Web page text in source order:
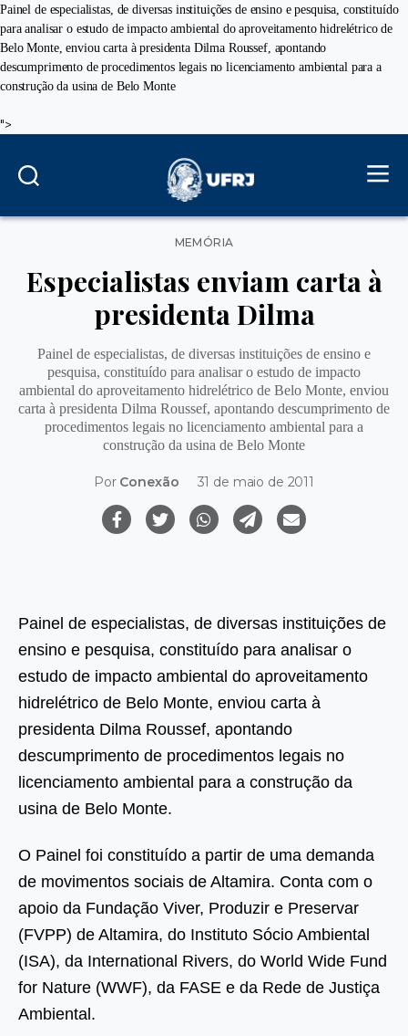
Painel de especialistas, de diversas instituições de ensino e pesquisa, constituído
para analisar o estudo de impacto ambiental do aproveitamento hidrelétrico de
Belo Monte, enviou carta à presidenta Dilma Roussef, apontando
descumprimento de procedimentos legais no licenciamento ambiental para a
construção da usina de Belo Monte
">
Categorias
MEMÓRIA
Especialistas enviam carta à
presidenta Dilma
Painel de especialistas, de diversas instituições de ensino e
pesquisa, constituído para analisar o estudo de impacto
ambiental do aproveitamento hidrelétrico de Belo Monte, enviou
carta à presidenta Dilma Roussef, apontando descumprimento de
procedimentos legais no licenciamento ambiental para a
construção da usina de Belo Monte
Por Conexão 31 de maio de 2011
Painel de especialistas, de diversas instituições de
ensino e pesquisa, constituído para analisar o
estudo de impacto ambiental do aproveitamento
hidrelétrico de Belo Monte, enviou carta à
presidenta Dilma Roussef, apontando
descumprimento de procedimentos legais no
licenciamento ambiental para a construção da
usina de Belo Monte.
O Painel foi constituído a partir de uma demanda
de movimentos sociais de Altamira. Conta com o
apoio da Fundação Viver, Produzir e Preservar
(FVPP) de Altamira, do Instituto Sócio Ambiental
(ISA), da International Rivers, do World Wide Fund
for Nature (WWF), da FASE e da Rede de Justiça
Ambiental.